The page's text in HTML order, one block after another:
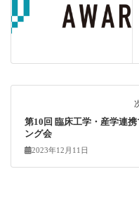
第10回 臨床工学・産学連
ング会
2023年12月11日